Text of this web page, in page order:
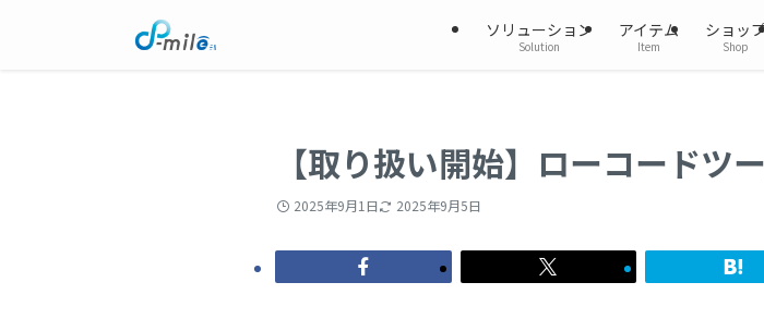
ソリューション
Solution
アイテム
Item
ショッ
Shop
【取り扱い開始】ローコード
2025年9月1日 2025年9月5日